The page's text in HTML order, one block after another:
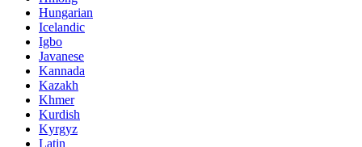
Hungarian
Icelandic
Igbo
Javanese
Kannada
Kazakh
Khmer
Kurdish
Kyrgyz
Latin